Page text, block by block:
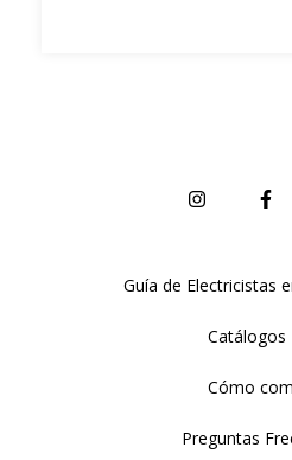
Guía de Electricistas
Catálogos
Cómo
Preguntas